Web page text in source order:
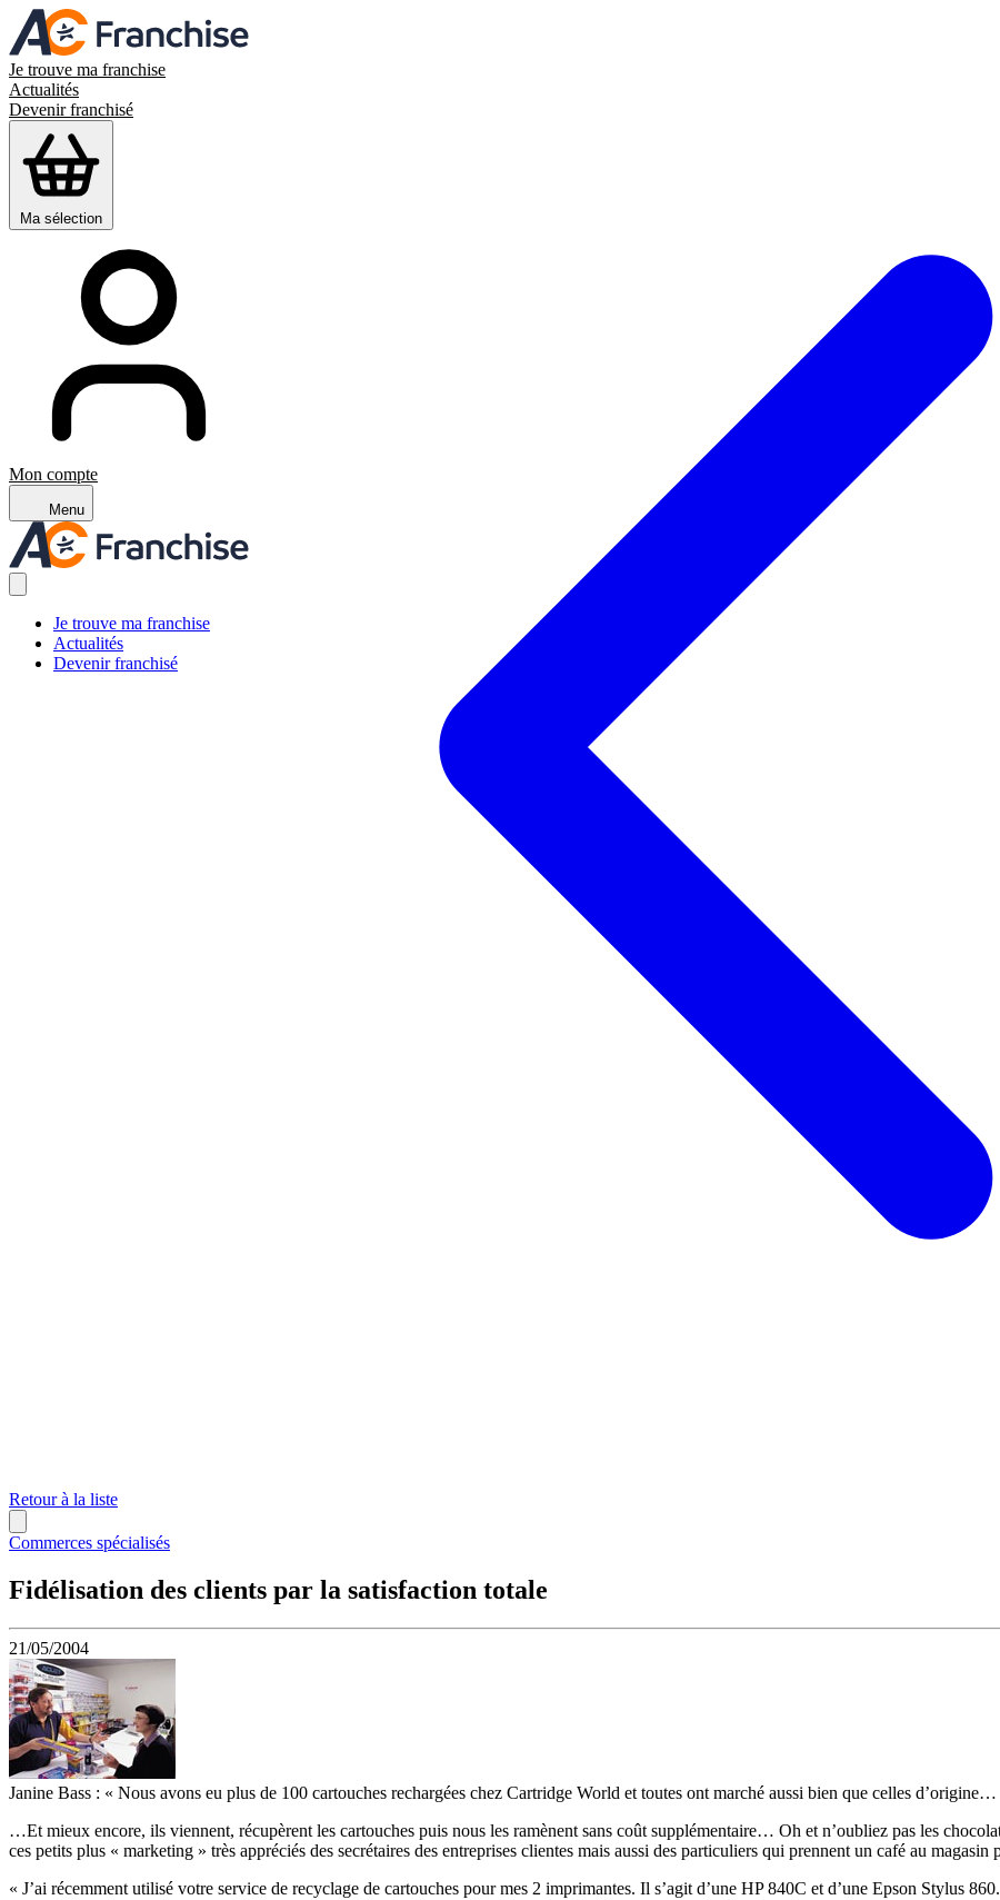
Je trouve ma franchise
Actualités
Devenir franchisé
Ma sélection
Mon compte
Menu
Je trouve ma franchise
Actualités
Devenir franchisé
Retour à la liste
Commerces spécialisés
Fidélisation des clients par la satisfaction totale
21/05/2004
Janine Bass : « Nous avons eu plus de 100 cartouches rechargées chez Cartridge World et toutes ont marché aussi bien que celles d’origine…
…Et mieux encore, ils viennent, récupèrent les cartouches puis nous les ramènent sans coût supplémentaire… Oh et n’oubliez pas les
ces petits plus « marketing » très appréciés des secrétaires des entreprises clientes mais aussi des particuliers qui prennent un café au magasin
« J’ai récemment utilisé votre service de recyclage de cartouches pour mes 2 imprimantes. Il s’agit d’une HP 840C et d’une Epson Stylus